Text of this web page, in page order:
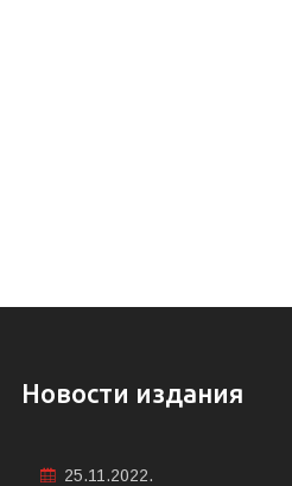
Новости издания
25.11.2022.